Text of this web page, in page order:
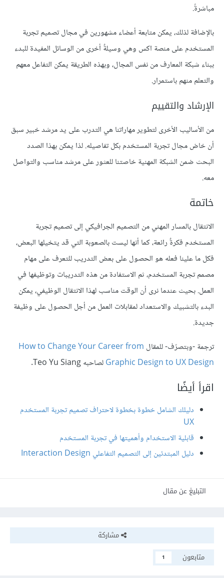
مباشرةً.
بالإضافة لذلك، يمكن متابعة أعضاء مشهورين في مجال تصميم تجربة
المستخدم على منصة اكس وهي وسيلةٌ أخرى من الوسائل المفيدة للبدء
ببناء شبكة المعارف من نفس المجال، وبهذه الطريقة يمكن التفاعل معهم
والتعلم منهم باستمرار.
الإرشاد والتقييم
من الأساليب الأخرى لتطوير مهاراتنا هي التدرب على يد مرشد خبير سبق
أن خاض مجال تجربة المستخدم بكل تفاصيله. لذا يمكن بهذا الصدد
البحث ضمن الشبكة المهنية خاصتنا للعثور على مرشد مناسب والتواصل
معه.
خاتمة
الانتقال بالمسار المهني من التصميم الجرافيكي إلى تصميم تجربة
المستخدم فكرةٌ رائعة، كما أنها ليست بالصعوبة التي قد يتخيلها البعض،
فكل ما علينا فعله هو الحصول على بعض التدريب للتعرف على مهام
مصمم تجربة المستخدم، ثم الاستفادة من هذه التدريبات وتوظيفها في
العمل. بحيث عندما نرى أن الوقت مناسب لهذا الانتقال الوظيفي، يمكن
البدء بالتشبيك والاستعداد لمقابلات العمل من أجل الحصول على وظيفة
جديدة.
ترجمة -وبتصرّف- للمقال How to Change Your Career from
Graphic Design to UX Designلصاحبه Teo Yu Siang.
اقرأ أيضًا
دليلك الشامل خطوة بخطوة لاحتراف تصميم تجربة المستخدم
UX
قابلية الاستخدام وأهميتها في تجربة المستخدم
دليل المبتدئين إلى التصميم التفاعلي Interaction Design
التبليغ عن مقال
مشاركة
متابعون
1